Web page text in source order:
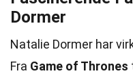
Dormer
Natalie Dormer har
Fra Game of Thrones